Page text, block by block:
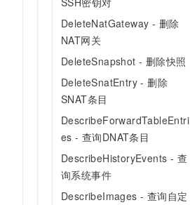
DeleteNatGateway - 删除
NAT网关
DeleteSnapshot - 删除快照
DeleteSnatEntry - 删除
SNAT条目
DescribeForwardTableEntri
es - 查询DNAT条目
DescribeHistoryEvents - 查
询系统事件
DescribeImages - 查询自定